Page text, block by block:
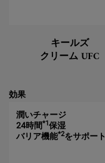
キールズ
クリーム UFC
効果
潤いチャージ
24時間*1保湿
バリア機能*2をサポート